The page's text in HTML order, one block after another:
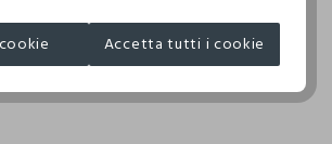
IN ASCIUGA BIANCHERIA A TAMBURO
A VAPORE PUO' PROVOCARE
INDUST
Accetta tutti i cookie